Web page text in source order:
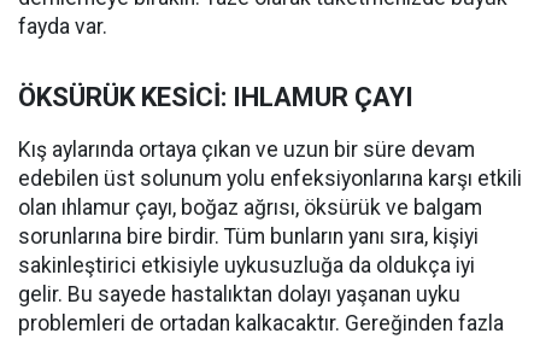
fayda var.
ÖKSÜRÜK KESİCİ: IHLAMUR ÇAYI
Kış aylarında ortaya çıkan ve uzun bir süre devam
edebilen üst solunum yolu enfeksiyonlarına karşı etkili
olan ıhlamur çayı, boğaz ağrısı, öksürük ve balgam
sorunlarına bire birdir. Tüm bunların yanı sıra, kişiyi
sakinleştirici etkisiyle uykusuzluğa da oldukça iyi
gelir. Bu sayede hastalıktan dolayı yaşanan uyku
problemleri de ortadan kalkacaktır. Gereğinden fazla